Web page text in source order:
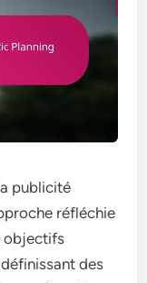
publicité
réfléchie
objectifs
des